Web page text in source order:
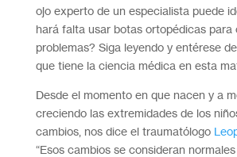
ojo experto de un especialista puede
hará falta usar botas ortopédicas para
problemas? Siga leyendo y entérese
que tiene la ciencia médica en esta
Desde el momento en que nacen y a
creciendo las extremidades de los
cambios, nos dice el traumatólogo
“Esos cambios se consideran